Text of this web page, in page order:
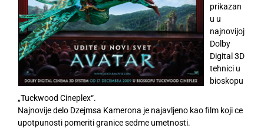
prikazan
u u
najnovijoj
Dolby
Digital 3D
tehnici u
bioskopu
„Tuckwood Cineplex“.
Najnovije delo Dzejmsa Kamerona je najavljeno kao film koji ce
upotpunosti pomeriti granice sedme umetnosti.